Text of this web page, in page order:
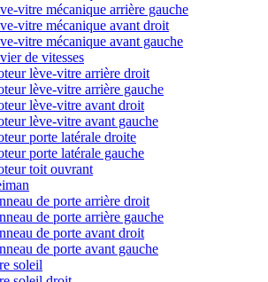
vitre mécanique arrière gauche
vitre mécanique avant droit
vitre mécanique avant gauche
de vitesses
lève-vitre arrière droit
lève-vitre arrière gauche
lève-vitre avant droit
lève-vitre avant gauche
porte latérale droite
porte latérale gauche
toit ouvrant
de porte arrière droit
de porte arrière gauche
de porte avant droit
de porte avant gauche
soleil